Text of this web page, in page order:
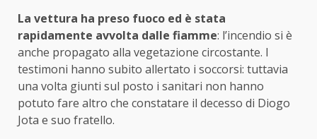
La vettura ha preso fuoco ed è stata
rapidamente avvolta dalle fiamme: l’incendio si è
anche propagato alla vegetazione circostante. I
testimoni hanno subito allertato i soccorsi: tuttavia
una volta giunti sul posto i sanitari non hanno
potuto fare altro che constatare il decesso di Diogo
Jota e suo fratello.